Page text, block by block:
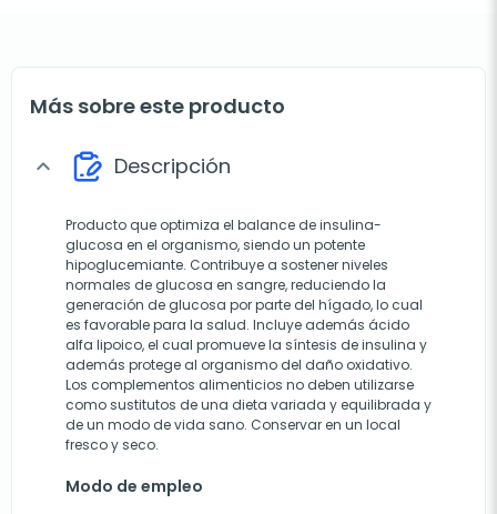
Más sobre este producto
expand_more Descripción
Producto que optimiza el balance de insulina-
glucosa en el organismo, siendo un potente
hipoglucemiante. Contribuye a sostener niveles
normales de glucosa en sangre, reduciendo la
generación de glucosa por parte del hígado, lo cual
es favorable para la salud. Incluye además ácido
alfa lipoico, el cual promueve la síntesis de insulina y
además protege al organismo del daño oxidativo.
Los complementos alimenticios no deben utilizarse
como sustitutos de una dieta variada y equilibrada y
de un modo de vida sano. Conservar en un local
fresco y seco.
Modo de empleo